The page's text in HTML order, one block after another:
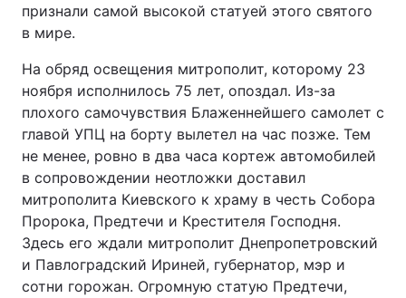
признали самой высокой статуей этого святого
в мире.
На обряд освещения митрополит, которому 23
ноября исполнилось 75 лет, опоздал. Из-за
плохого самочувствия Блаженнейшего самолет с
главой УПЦ на борту вылетел на час позже. Тем
не менее, ровно в два часа кортеж автомобилей
в сопровождении неотложки доставил
митрополита Киевского к храму в честь Собора
Пророка, Предтечи и Крестителя Господня.
Здесь его ждали митрополит Днепропетровский
и Павлоградский Ириней, губернатор, мэр и
сотни горожан. Огромную статую Предтечи,